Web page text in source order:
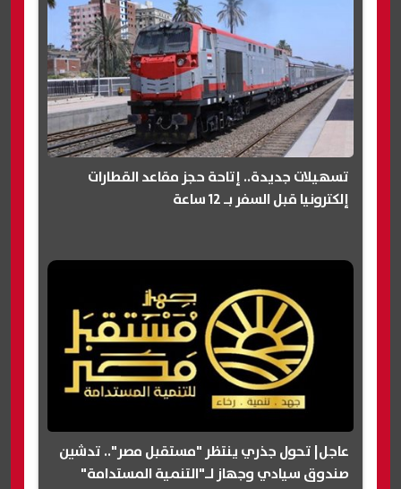
تسهيلات جديدة.. إتاحة حجز مقاعد القطارات
إلكترونيا قبل السفر بـ 12 ساعة
عاجل| تحول جذري ينتظر "مستقبل مصر".. تدشين
صندوق سيادي وجهاز لـ"التنمية المستدامة"